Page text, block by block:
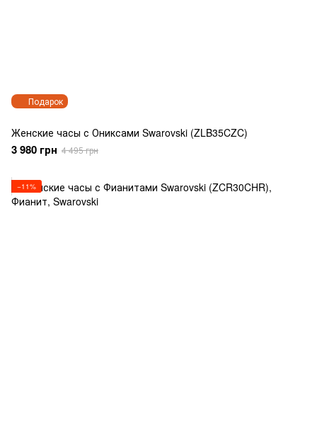
Подарок
Женские часы с Ониксами Swarovski (ZLB35CZC)
3 980 грн 4 495 грн
−11%